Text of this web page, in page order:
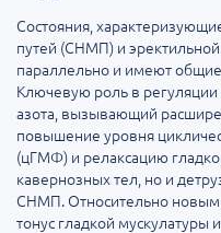
Состояния,
путей (СНМП) и
параллельно и имеют
Ключевую роль в
азота, вызывающий
повышение уровня
(цГМФ) и релаксацию
кавернозных тел, но и
СНМП. Относительно
тонус гладкой мускулатуры